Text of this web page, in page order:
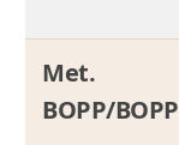
Met.
BOPP/BOPP